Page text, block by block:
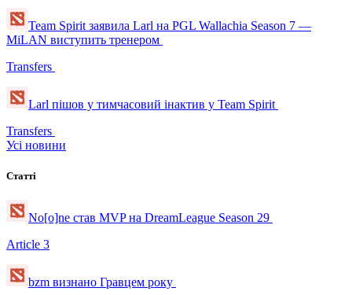
Team Spirit заявила Larl на PGL Wallachia Season 7 —
MiLAN виступить тренером
Transfers
Larl пішов у тимчасовий інактив у Team Spirit
Transfers
Усі новини
Статті
No[o]ne став MVP на DreamLeague Season 29
Article 3
bzm визнано Гравцем року